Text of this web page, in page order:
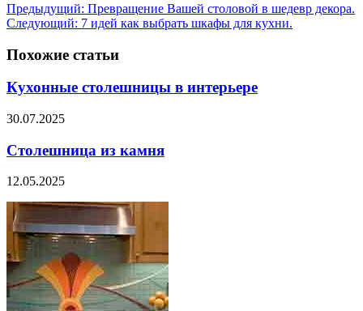
Предыдущий: Превращение Вашей столовой в шедевр декора.
Следующий: 7 идей как выбрать шкафы для кухни.
Похожие статьи
Кухонные столешницы в интерьере
30.07.2025
Столешница из камня
12.05.2025